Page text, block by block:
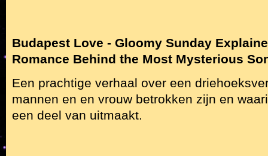
Budapest Love - Gloomy Sunday
Romance Behind the Most Mysterious
Een prachtige verhaal over een
mannen en en vrouw betrokken zijn en
een deel van uitmaakt.